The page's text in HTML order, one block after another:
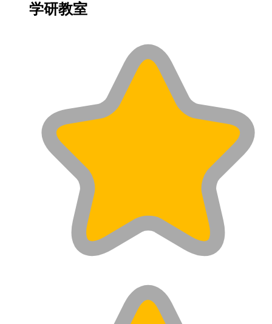
学研教室